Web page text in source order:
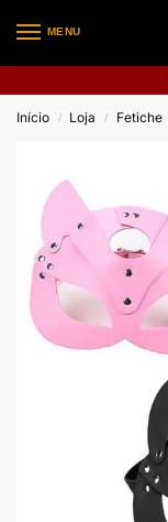
MENU
Início / Loja / Fetiche